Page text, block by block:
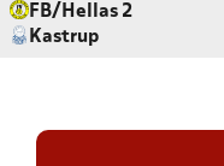
FB/Hellas 2
Kastrup